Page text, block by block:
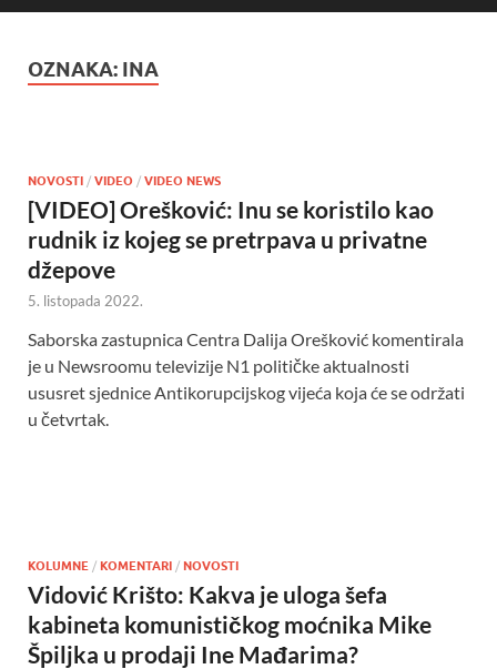
OZNAKA: INA
NOVOSTI / VIDEO / VIDEO NEWS
[VIDEO] Orešković: Inu se koristilo kao
rudnik iz kojeg se pretrpava u privatne
džepove
5. listopada 2022.
Saborska zastupnica Centra Dalija Orešković komentirala
je u Newsroomu televizije N1 političke aktualnosti
ususret sjednice Antikorupcijskog vijeća koja će se održati
u četvrtak.
KOLUMNE / KOMENTARI / NOVOSTI
Vidović Krišto: Kakva je uloga šefa
kabineta komunističkog moćnika Mike
Špiljka u prodaji Ine Mađarima?